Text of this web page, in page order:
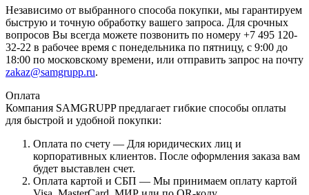
Независимо от выбранного способа покупки, мы гарантируем
быструю и точную обработку вашего запроса. Для срочных
вопросов Вы всегда можете позвонить по номеру +7 495 120-
32-22 в рабочее время с понедельника по пятницу, с 9:00 до
18:00 по московскому времени, или отправить запрос на почту
zakaz@samgrupp.ru.
Оплата
Компания SAMGRUPP предлагает гибкие способы оплаты
для быстрой и удобной покупки:
Оплата по счету — Для юридических лиц и
корпоративных клиентов. После оформления заказа вам
будет выставлен счет.
Оплата картой и СБП — Мы принимаем оплату картой